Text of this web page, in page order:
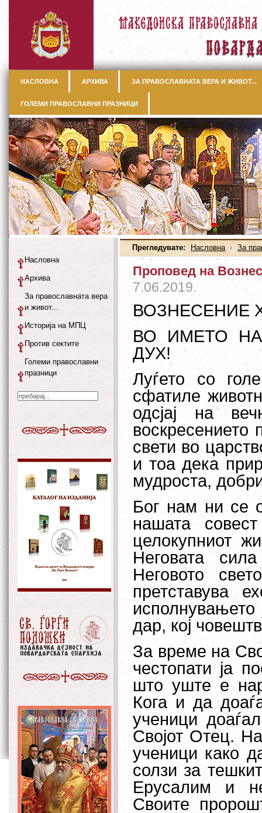
НАСЛОВНА АРХИВА ЗА ПРАВОСЛАВНАТА ВЕРА И ЖИВОТ...
ГОЛЕМИ ПРАВОСЛАВНИ ПРАЗНИЦИ
Прегледувате: Насловна За
Проповед на
7.06.2019.
ВОЗНЕСЕНИЕ
ВО ИМЕТО
ДУХ!
Луѓето со
сфатиле
одсјај на
воскресението
свети во
и тоа дека
мудроста,
Бог нам ни се
нашата
целокупниот
Неговата
Неговото
претставува
дар, кој
За време на
честопати ја
што уште е
Кога и да
ученици
Својот Отец.
ученици како
солзи за
Ерусалим и
Своите
Насловна
Архива
За православната вера
и живот...
Историја на МПЦ
Против сектите
Големи православни
празници